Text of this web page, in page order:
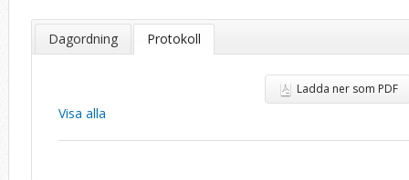
Dagordning Protokoll
Ladda ner som PDF
Visa alla